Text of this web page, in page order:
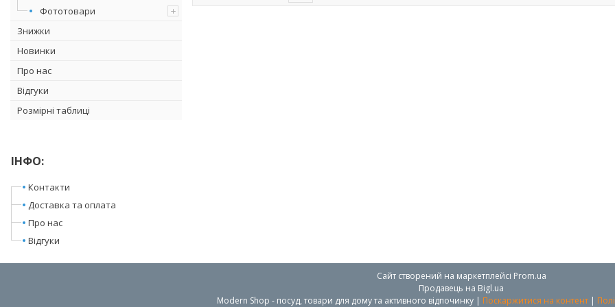
Фототовари
Знижки
Новинки
Про нас
Відгуки
Розмірні таблиці
ІНФО:
Контакти
Доставка та оплата
Про нас
Відгуки
Сайт створений на маркетплейсі Prom.ua
Продавець на Bigl.ua
Modern Shop - посуд, товари для дому та активного відпочинку | Поскаржитися на контент |